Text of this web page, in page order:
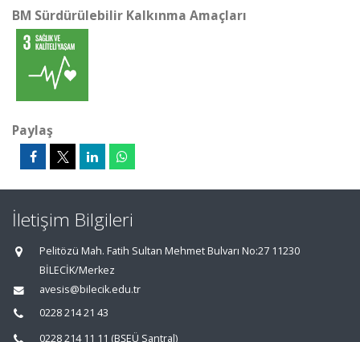
BM Sürdürülebilir Kalkınma Amaçları
Paylaş
İletişim Bilgileri
Pelitözü Mah. Fatih Sultan Mehmet Bulvarı No:27 11230
BİLECİK/Merkez
avesis@bilecik.edu.tr
0228 214 21 43
0228 214 11 11 (BŞEÜ Santral)